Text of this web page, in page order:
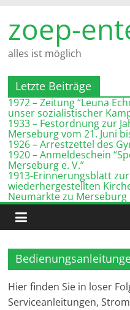
Inhalt
springen
zoep-
alles ist möglich
Letzte Beiträge
1972 – Zeitung “Leuna
unser sozialistischer
1933 – Festordnung zur
Merseburg vom 21. Juni
1926 – Arrestzettel des
1920 – Anmeldeschein
Merseburg e. V.”
1913-Erinnerungsblatt
wiederhergestellten
Neumarkte zu Merseburg
Hier finden Sie in loser
Serviceanleitungen,